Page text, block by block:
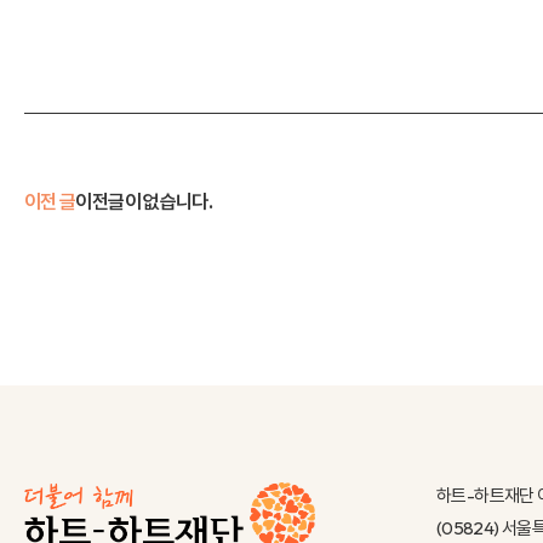
이전 글이전글이 없습니다.
하트-하트재단
(05824) 서울